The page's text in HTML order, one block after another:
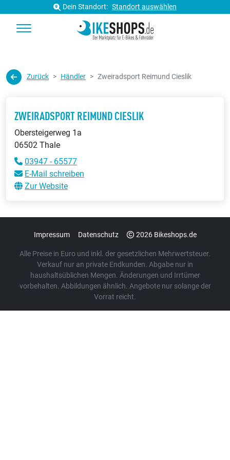
Dein Standort: Standort auswählen
Zurück Händler Zweiradsport Reimund Cieslik
ZWEIRADSPORT REIMUND CIESLIK
Obersteigerweg 1a
06502 Thale
03947 - 65577
E-Mail schreiben
Zur Website
Impressum Datenschutz 2026 Bikeshops.de
Alle Preise in Euro und inkl. der gesetzlichen Mehrwertsteuer.
Verkauf nur an private Endkunden. Abgabe nur in
haushaltsüblichen Mengen. Änderungen und Irrtümer
vorbehalten. Abbildungen ähnlich. Angebote nur solange der
Vorrat reicht.